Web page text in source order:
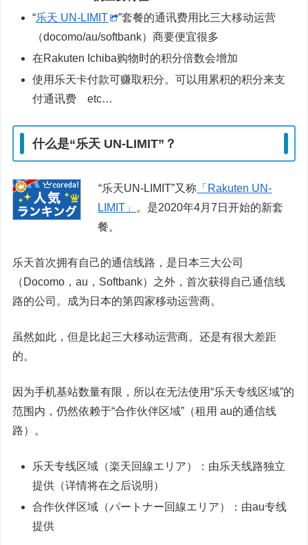
“乐天 UN-LIMIT
”套餐的通讯费用比三大移动运营
（docomo/au/softbank）商要便宜很多
在Rakuten Ichiba购物时的积分倍数会增加
使用乐天卡付款可赚取积分。可以用累积的积分来支
付通讯费 etc…
什么是“乐天 UN-LIMIT”？
“乐天UN-LIMIT”又称 「Rakuten UN-
LIMIT」
。是2020年4月7日开始的新套
餐。
乐天首次拥有自己的通信线路，是日本三大公司
（Docomo，au，Softbank）之外，首次获得自己通信线
路的公司。成为日本的第四家移动运营商。
虽然如此，但是比起三大移动运营商。还是有很大差距
的。
因为手机基站数量有限，所以在无法使用“乐天专线区域”的
范围内，仍然依赖于“合作伙伴区域”（租用 au的通信线
路）。
乐天专线区域（楽天回線エリア）：由乐天线路独立
提供（详情将在之后说明）
合作伙伴区域（パートナー回線エリア）：由au专线
提供